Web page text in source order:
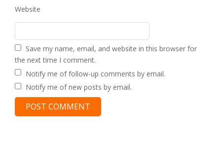
Website
Save my name, email, and website in this browser for
the next time I comment.
Notify me of follow-up comments by email.
Notify me of new posts by email.